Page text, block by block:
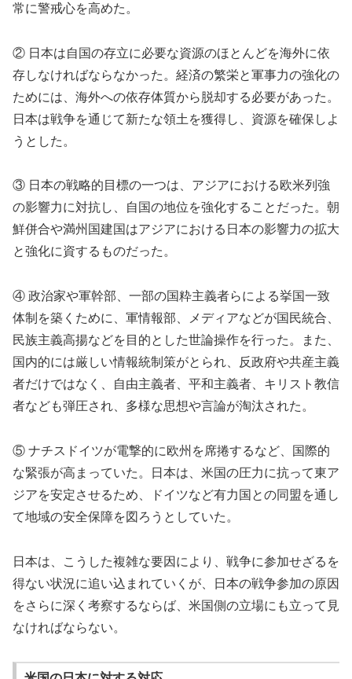
常に警戒心を高めた。
② 日本は自国の存立に必要な資源のほとんどを海外に依
存しなければならなかった。経済の繁栄と軍事力の強化の
ためには、海外への依存体質から脱却する必要があった。
日本は戦争を通じて新たな領土を獲得し、資源を確保しよ
うとした。
③ 日本の戦略的目標の一つは、アジアにおける欧米列強
の影響力に対抗し、自国の地位を強化することだった。朝
鮮併合や満州国建国はアジアにおける日本の影響力の拡大
と強化に資するものだった。
④ 政治家や軍幹部、一部の国粋主義者らによる挙国一致
体制を築くために、軍情報部、メディアなどが国民統合、
民族主義高揚などを目的とした世論操作を行った。また、
国内的には厳しい情報統制策がとられ、反政府や共産主義
者だけではなく、自由主義者、平和主義者、キリスト教信
者なども弾圧され、多様な思想や言論が淘汰された。
⑤ ナチスドイツが電撃的に欧州を席捲するなど、国際的
な緊張が高まっていた。日本は、米国の圧力に抗って東ア
ジアを安定させるため、ドイツなど有力国との同盟を通し
て地域の安全保障を図ろうとしていた。
日本は、こうした複雑な要因により、戦争に参加せざるを
得ない状況に追い込まれていくが、日本の戦争参加の原因
をさらに深く考察するならば、米国側の立場にも立って見
なければならない。